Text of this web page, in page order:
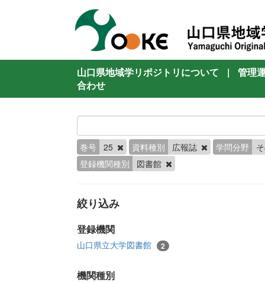
山口県地域学リポジトリについて |
管理
合わせ
巻号 25 資料種別 広報誌 学問分野
登録機関種別
図書館
絞り込み
登録機関
山口県立大学図書館 2
機関種別